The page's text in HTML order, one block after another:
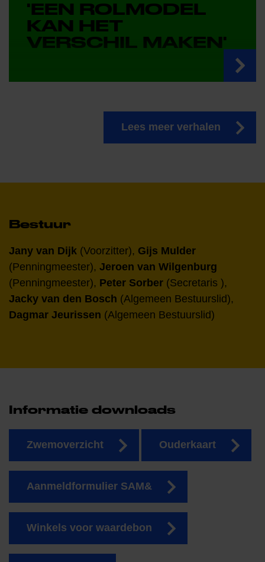
'EEN ROLMODEL
KAN HET
VERSCHIL MAKEN'
Lees meer verhalen
Bestuur
Jany van Dijk (Voorzitter), Gijs Mulder
(Penningmeester), Jeroen van Wilgenburg
(Penningmeester), Peter Sorber (Secretaris ),
Jacky van den Bosch (Algemeen Bestuurslid),
Dagmar Jeurissen (Algemeen Bestuurslid)
Informatie downloads
Zwemoverzicht Ouderkaart
Aanmeldformulier SAM&
Winkels voor waardebon